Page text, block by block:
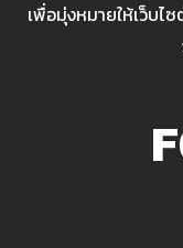
เพื่อมุ่งหมายให้เว็บ